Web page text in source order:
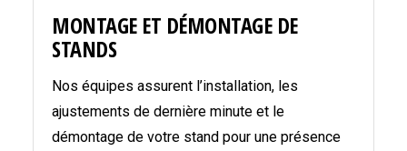
MONTAGE ET DÉMONTAGE DE
STANDS
Nos équipes assurent l’installation, les
ajustements de dernière minute et le
démontage de votre stand pour une présence